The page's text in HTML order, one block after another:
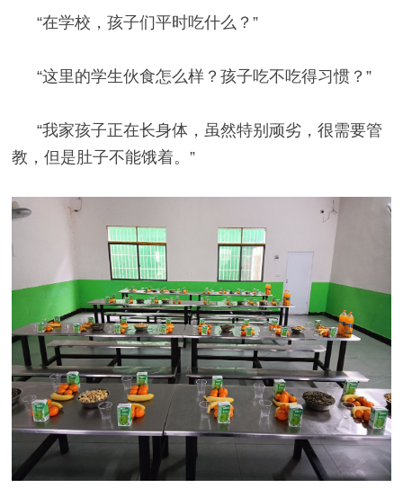
“在学校，孩子们平时吃什么？”
“这里的学生伙食怎么样？孩子吃不吃得习惯？”
“我家孩子正在长身体，虽然特别顽劣，很需要管
教，但是肚子不能饿着。”